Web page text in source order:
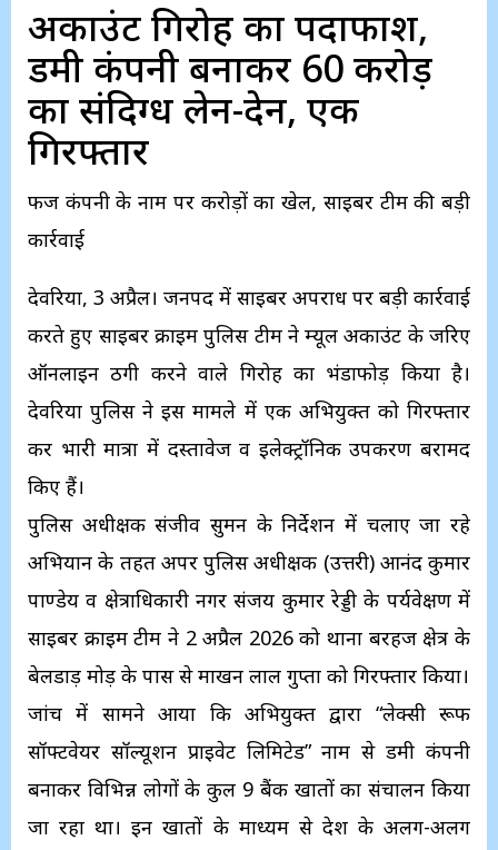
अकाउंट गिरोह का पर्दाफाश,
डमी कंपनी बनाकर 60 करोड़
का संदिग्ध लेन-देन, एक
गिरफ्तार
फर्जी कंपनी के नाम पर करोड़ों का खेल, साइबर टीम की बड़ी
कार्रवाई
देवरिया, 3 अप्रैल। जनपद में साइबर अपराध पर बड़ी कार्रवाई
करते हुए साइबर क्राइम पुलिस टीम ने म्यूल अकाउंट के जरिए
ऑनलाइन ठगी करने वाले गिरोह का भंडाफोड़ किया है।
देवरिया पुलिस ने इस मामले में एक अभियुक्त को गिरफ्तार
कर भारी मात्रा में दस्तावेज व इलेक्ट्रॉनिक उपकरण बरामद
किए हैं।
पुलिस अधीक्षक संजीव सुमन के निर्देशन में चलाए जा रहे
अभियान के तहत अपर पुलिस अधीक्षक (उत्तरी) आनंद कुमार
पाण्डेय व क्षेत्राधिकारी नगर संजय कुमार रेड्डी के पर्यवेक्षण में
साइबर क्राइम टीम ने 2 अप्रैल 2026 को थाना बरहज क्षेत्र के
बेलडाड़ मोड़ के पास से माखन लाल गुप्ता को गिरफ्तार किया।
जांच में सामने आया कि अभियुक्त द्वारा “लेक्सी रूफ
सॉफ्टवेयर सॉल्यूशन प्राइवेट लिमिटेड” नाम से डमी कंपनी
बनाकर विभिन्न लोगों के कुल 9 बैंक खातों का संचालन किया
जा रहा था। इन खातों के माध्यम से देश के अलग-अलग